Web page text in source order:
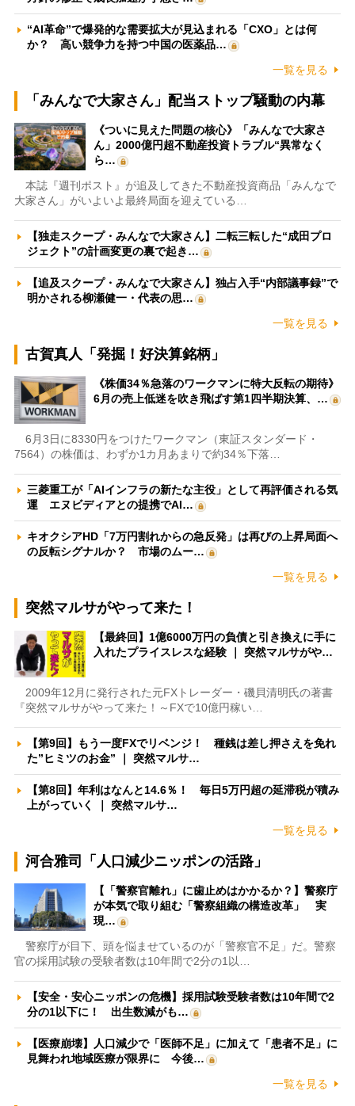
“AI革命”で爆発的な需要拡大が見込まれる「CXO」とは何
か？ 高い競争力を持つ中国の医薬品…
一覧を見る
「みんなで大家さん」配当ストップ騒動の内幕
《ついに見えた問題の核心》「みんなで大家さ
ん」2000億円超不動産投資トラブル“異常なく
ら…
本誌『週刊ポスト』が追及してきた不動産投資商品「みんなで
大家さん」がいよいよ最終局面を迎えている…
【独走スクープ・みんなで大家さん】二転三転した“成田プロ
ジェクト”の計画変更の裏で起き…
【追及スクープ・みんなで大家さん】独占入手“内部議事録”で
明かされる柳瀬健一・代表の思…
一覧を見る
古賀真人「発掘！好決算銘柄」
《株価34％急落のワークマンに特大反転の期待》
6月の売上低迷を吹き飛ばす第1四半期決算、…
6月3日に8330円をつけたワークマン（東証スタンダード・
7564）の株価は、わずか1カ月あまりで約34％下落…
三菱重工が「AIインフラの新たな主役」として再評価される気
運 エヌビディアとの提携でAI…
キオクシアHD「7万円割れからの急反発」は再びの上昇局面へ
の反転シグナルか？ 市場のムー…
一覧を見る
突然マルサがやって来た！
【最終回】1億6000万円の負債と引き換えに手に
入れたプライスレスな経験 ｜ 突然マルサがや…
2009年12月に発行された元FXトレーダー・磯貝清明氏の著書
『突然マルサがやって来た！～FXで10億円稼い…
【第9回】もう一度FXでリベンジ！ 種銭は差し押さえを免れ
た”ヒミツのお金” ｜ 突然マルサ…
【第8回】年利はなんと14.6％！ 毎日5万円超の延滞税が積み
上がっていく ｜ 突然マルサ…
一覧を見る
河合雅司「人口減少ニッポンの活路」
【「警察官離れ」に歯止めはかかるか？】警察庁
が本気で取り組む「警察組織の構造改革」 実
現…
警察庁が目下、頭を悩ませているのが「警察官不足」だ。警察
官の採用試験の受験者数は10年間で2分の1以…
【安全・安心ニッポンの危機】採用試験受験者数は10年間で2
分の1以下に！ 出生数減がも…
【医療崩壊】人口減少で「医師不足」に加えて「患者不足」に
見舞われ地域医療が限界に 今後…
一覧を見る